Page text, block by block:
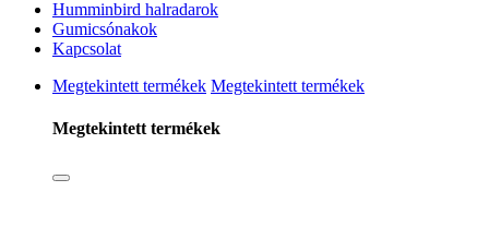
Humminbird halradarok
Gumicsónakok
Kapcsolat
Megtekintett termékek Megtekintett termékek
Megtekintett termékek